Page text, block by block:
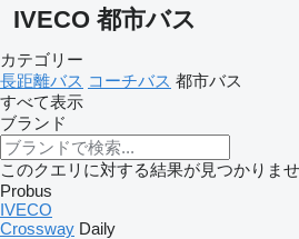
IVECO 都市バス
カテゴリー
長距離バス コーチバス 都市バス
すべて表示
ブランド
このクエリに対する結果が見つかりま
Probus
IVECO
Crossway Daily